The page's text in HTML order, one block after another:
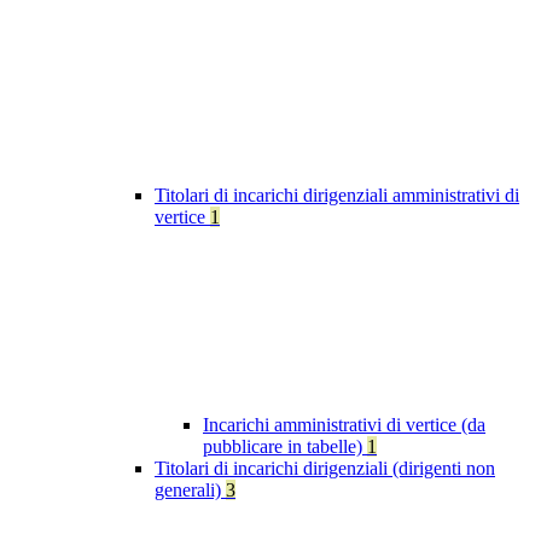
Titolari di incarichi dirigenziali amministrativi di
vertice 1
Incarichi amministrativi di vertice (da
pubblicare in tabelle) 1
Titolari di incarichi dirigenziali (dirigenti non
generali) 3